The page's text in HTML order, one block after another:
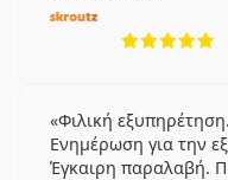
Φιλική
Ενημέρωση για την
Έγκαιρη παραλαβή.